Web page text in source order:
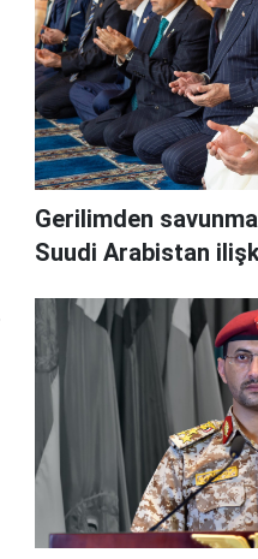
Gerilimden
Suudi Arabistan